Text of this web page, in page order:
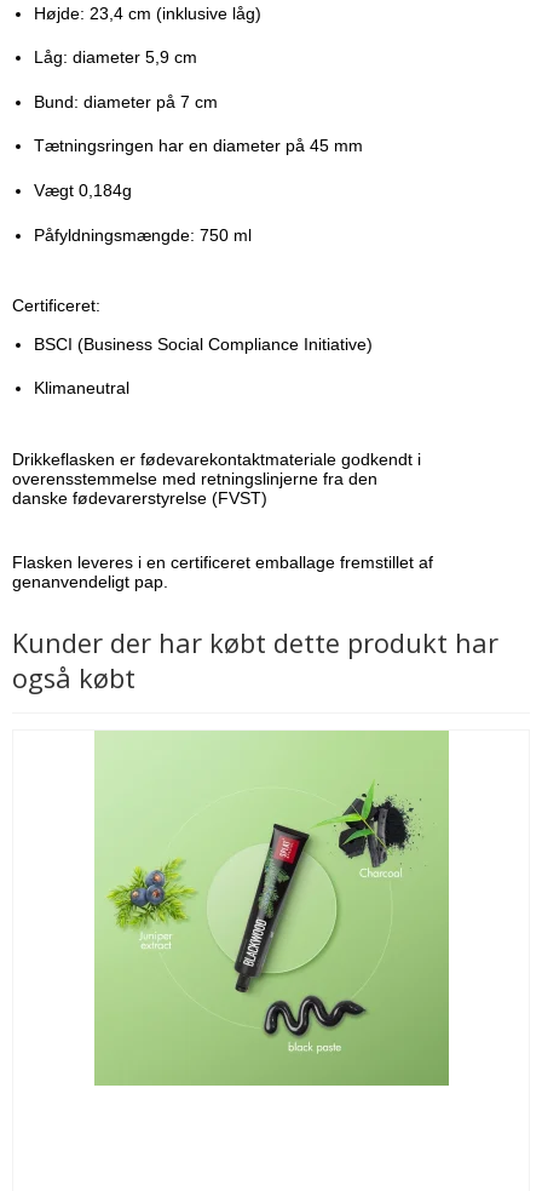
Højde: 23,4 cm (inklusive låg)
Låg: diameter 5,9 cm
Bund: diameter på 7 cm
Tætningsringen har en diameter på 45 mm
Vægt 0,184g
Påfyldningsmængde: 750 ml
Certificeret:
BSCI (Business Social Compliance Initiative)
Klimaneutral
Drikkeflasken er fødevarekontaktmateriale godkendt i
overensstemmelse med retningslinjerne fra den
danske fødevarerstyrelse (FVST)
Flasken leveres i en certificeret emballage fremstillet af
genanvendeligt pap.
Kunder der har købt dette produkt har
også købt